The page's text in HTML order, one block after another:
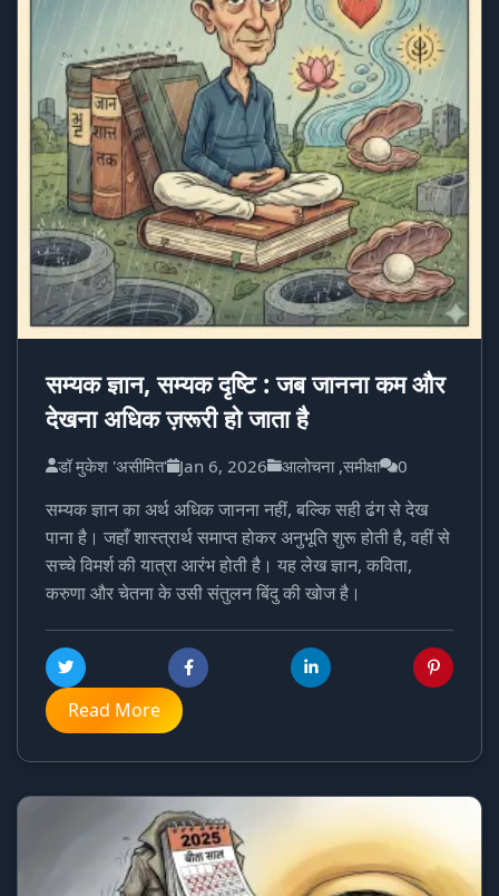
सम्यक ज्ञान, सम्यक दृष्टि : जब जानना कम और
देखना अधिक ज़रूरी हो जाता है
डॉ मुकेश 'असीमित' Jan 6, 2026 आलोचना ,समीक्षा 0
सम्यक ज्ञान का अर्थ अधिक जानना नहीं, बल्कि सही ढंग से देख
पाना है। जहाँ शास्त्रार्थ समाप्त होकर अनुभूति शुरू होती है, वहीं से
सच्चे विमर्श की यात्रा आरंभ होती है। यह लेख ज्ञान, कविता,
करुणा और चेतना के उसी संतुलन बिंदु की खोज है।
Read More